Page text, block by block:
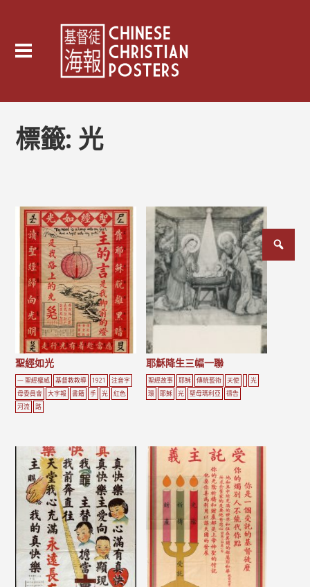
標籤:光
聖經如光
— 聖經權威 基督教教導 1921
注音字
母委員會
大字報 書籍 手 光
紅色
河流
路
耶穌降生三幅一聯
聖經故事 耶穌 傳統藝術 天使
光
環
耶穌 光 聖母瑪利亞 禱告
文
章
分
頁